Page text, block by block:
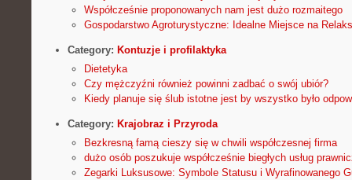
Współcześnie proponowanych nam jest dużo rozmaitego
Gospodarstwo Agroturystyczne: Idealne Miejsce na
Category: Kontuzje i profilaktyka
Dietetyka
Czy mężczyźni również powinni zadbać o swój ubiór?
Kiedy planuje się ślub istotne jest by wszystko było
Category: Krajobraz i Przyroda
Bezkresną famą cieszy się w chwili współczesnej firma
dużo osób poszukuje współcześnie biegłych usług
Zegarki Luksusowe: Symbole Statusu i Wyrafinowanego